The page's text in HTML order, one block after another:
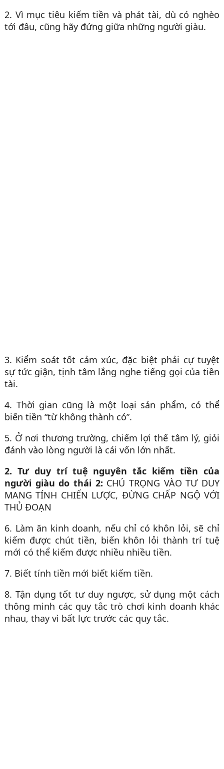
2. Vì mục tiêu kiếm tiền và phát tài, dù có nghèo
tới đâu, cũng hãy đứng giữa những người giàu.
3. Kiểm soát tốt cảm xúc, đặc biệt phải cự tuyệt
sự tức giận, tịnh tâm lắng nghe tiếng gọi của tiền
tài.
4. Thời gian cũng là một loại sản phẩm, có thể
biến tiền “từ không thành có”.
5. Ở nơi thương trường, chiếm lợi thế tâm lý, giỏi
đánh vào lòng người là cái vốn lớn nhất.
2. Tư duy trí tuệ nguyên tắc kiếm tiền của
người giàu do thái 2: CHÚ TRỌNG VÀO TƯ DUY
MANG TÍNH CHIẾN LƯỢC, ĐỪNG CHẤP NGỘ VỚI
THỦ ĐOẠN
6. Làm ăn kinh doanh, nếu chỉ có khôn lỏi, sẽ chỉ
kiếm được chút tiền, biến khôn lỏi thành trí tuệ
mới có thể kiếm được nhiều nhiều tiền.
7. Biết tính tiền mới biết kiếm tiền.
8. Tận dụng tốt tư duy ngược, sử dụng một cách
thông minh các quy tắc trò chơi kinh doanh khác
nhau, thay vì bất lực trước các quy tắc.